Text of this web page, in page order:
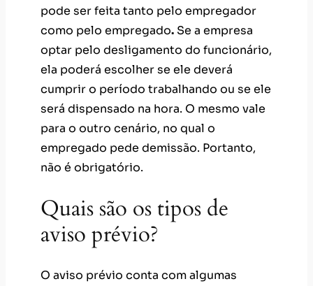
pode ser feita tanto pelo empregador
como pelo empregado. Se a empresa
optar pelo desligamento do funcionário,
ela poderá escolher se ele deverá
cumprir o período trabalhando ou se ele
será dispensado na hora. O mesmo vale
para o outro cenário, no qual o
empregado pede demissão. Portanto,
não é obrigatório.
Quais são os tipos de
aviso prévio?
O aviso prévio conta com algumas